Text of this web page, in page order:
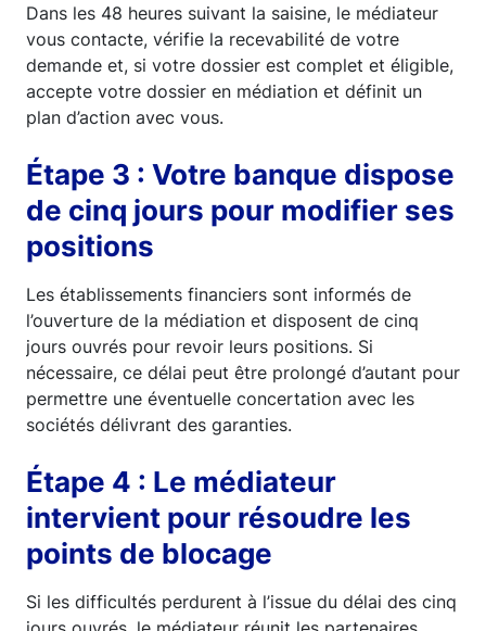
Dans les 48 heures suivant la saisine, le médiateur
vous contacte, vérifie la recevabilité de votre
demande et, si votre dossier est complet et éligible,
accepte votre dossier en médiation et définit un
plan d’action avec vous.
Étape 3 : Votre banque dispose
de cinq jours pour modifier ses
positions
Les établissements financiers sont informés de
l’ouverture de la médiation et disposent de cinq
jours ouvrés pour revoir leurs positions. Si
nécessaire, ce délai peut être prolongé d’autant pour
permettre une éventuelle concertation avec les
sociétés délivrant des garanties.
Étape 4 : Le médiateur
intervient pour résoudre les
points de blocage
Si les difficultés perdurent à l’issue du délai des cinq